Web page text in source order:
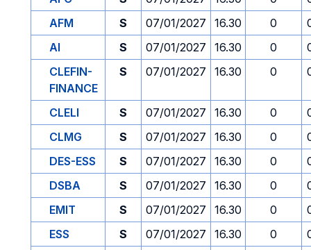
AFM
S 07/01/2027 16.30 0
AI
S 07/01/2027 16.30 0
CLEFIN-
FINANCE
S 07/01/2027 16.30 0
CLELI S 07/01/2027 16.30 0
CLMG
S 07/01/2027 16.30 0
DES-ESS
S 07/01/2027 16.30 0
DSBA
S 07/01/2027 16.30 0
EMIT
S 07/01/2027 16.30 0
ESS
S 07/01/2027 16.30 0